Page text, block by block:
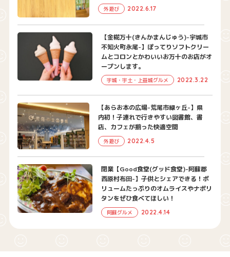
外遊び 2022.6.17
【金椛万十(きんかまんじゅう)-宇城市
不知火町永尾-】ぽってりソフトクリー
ムとコロンとかわいいお万十のお店がオ
ープンします。
宇城・宇土・上益城グルメ 2022.3.22
【あらお本の広場-荒尾市緑ヶ丘-】県
内初！子連れで行きやすい図書館、書
店、カフェが揃った快適空間
外遊び 2022.4.5
閉業【Good食堂(グッド食堂)-阿蘇郡
西原村布田-】子供とシェアできる！ボ
リュームたっぷりのオムライスやナポリ
タンをぜひ食べてほしい！
阿蘇グルメ 2022.4.14